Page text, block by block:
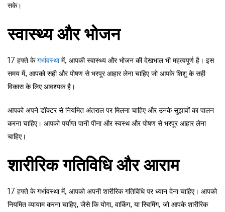
सके।
स्वास्थ्य और भोजन
17 हफ्ते केगर्भावस्थामें, आपकी स्वास्थ्य और भोजन की देखभाल भी महत्वपूर्ण है। इस
समय में, आपको सही और पोषण से भरपूर आहार लेना चाहिए जो आपके शिशु के सही
विकास के लिए आवश्यक है।
आपको अपने डॉक्टर से नियमित अंतराल पर मिलना चाहिए और उनके सुझावों का पालन
करना चाहिए। आपको पर्याप्त पानी पीना और स्वस्थ और पोषण से भरपूर आहार लेना
चाहिए।
शारीरिक गतिविधि और आराम
17 हफ्ते के गर्भावस्था में, आपको अपनी शारीरिक गतिविधि पर ध्यान देना चाहिए। आपको
नियमित व्यायाम करना चाहिए, जैसे कि योगा, वाकिंग, या स्विमिंग, जो आपके शारीरिक